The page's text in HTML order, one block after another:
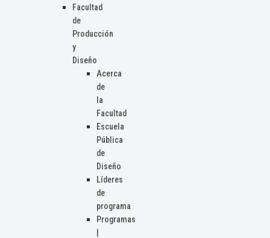
Facultad
de
Producción
y
Diseño
Acerca
de
la
Facultad
Escuela
Pública
de
Diseño
Líderes
de
programa
Programas